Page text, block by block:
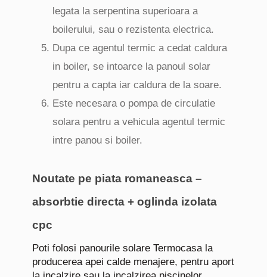
legata la serpentina superioara a
boilerului, sau o rezistenta electrica.
Dupa ce agentul termic a cedat caldura
in boiler, se intoarce la panoul solar
pentru a capta iar caldura de la soare.
Este necesara o pompa de circulatie
solara pentru a vehicula agentul termic
intre panou si boiler.
Noutate pe piata romaneasca –
absorbtie directa + oglinda izolata
cpc
Poti folosi panourile solare Termocasa la
producerea apei calde menajere, pentru aport